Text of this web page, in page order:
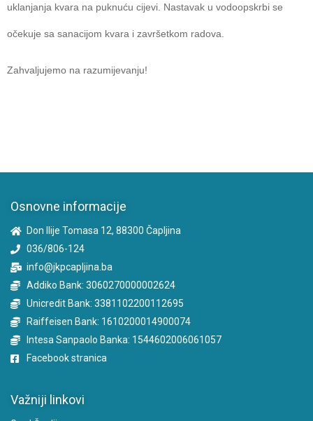
uklanjanja kvara na puknuću cijevi. Nastavak u vodoopskrbi se
očekuje sa sanacijom kvara i završetkom radova.
Zahvaljujemo na razumijevanju!
Osnovne informacije
Don Ilije Tomasa 12, 88300 Čapljina
036/806-124
info@jkpcapljina.ba
Addiko Bank: 3060270000002624
Unicredit Bank: 3381102200112695
Raiffeisen Bank: 1610200014900074
Intesa Sanpaolo Banka: 1544602006061057
Facebook stranica
Važniji linkovi